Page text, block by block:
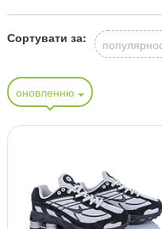
Сортувати за:
оновленню